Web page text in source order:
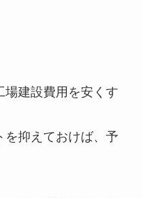
場建設費用を安くす
を抑えておけば、予